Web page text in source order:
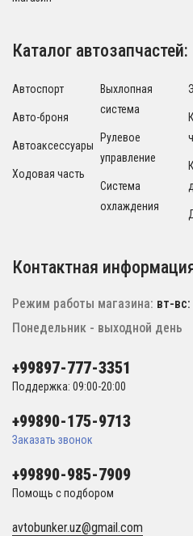
Каталог автозапчастей:
Автоспорт
Авто-броня
Автоаксессуары
Ходовая часть
Выхлопная
система
Рулевое
управление
Система
охлаждения
Контактная
Режим работы магазина: вт-
Понедельник - выходной день
+99897-777-3351
Поддержка: 09:00-20:00
+99890-175-9713
Заказать звонок
+99890-985-7909
Помощь с подбором
avtobunker.uz@gmail.com